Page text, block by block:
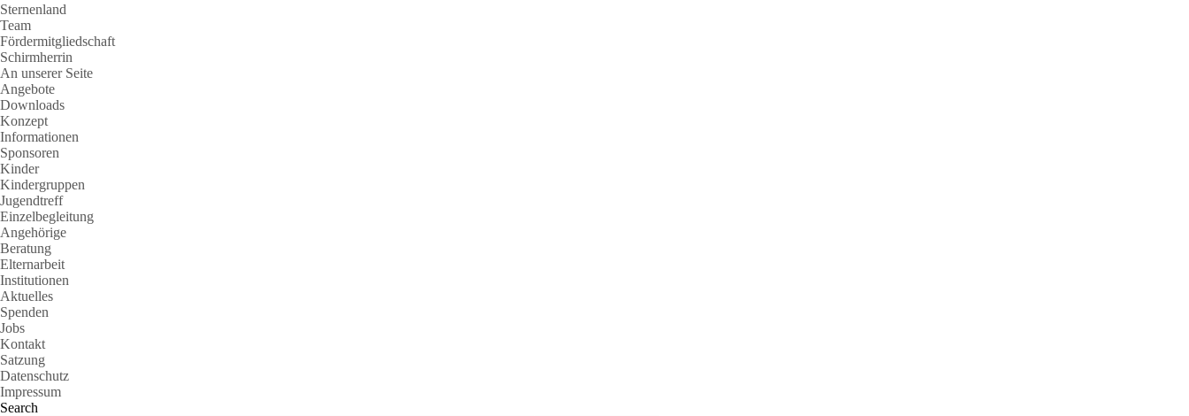
Sternenland
Team
Fördermitgliedschaft
Schirmherrin
An unserer Seite
Angebote
Downloads
Konzept
Informationen
Sponsoren
Kinder
Kindergruppen
Jugendtreff
Einzelbegleitung
Angehörige
Beratung
Elternarbeit
Institutionen
Aktuelles
Spenden
Jobs
Kontakt
Satzung
Datenschutz
Impressum
Search